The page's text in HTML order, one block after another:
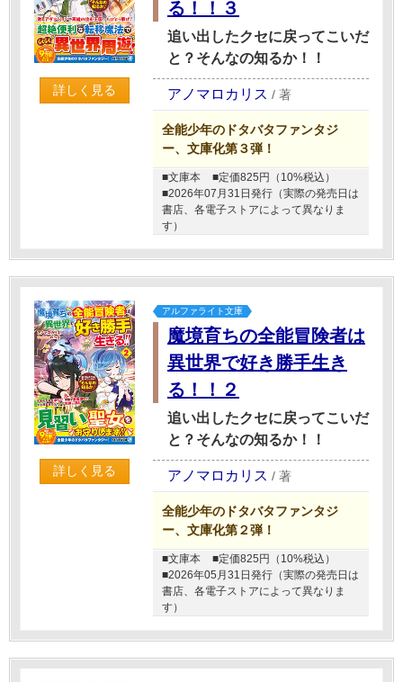
詳しく見る
る！！３
追い出したクセに戻ってこいだ
と？そんなの知るか！！
アノマロカリス / 著
全能少年のドタバタファンタジ
ー、文庫化第３弾！
■文庫本
■定価825円（10%税込）
■2026年07月31日発行（実際の発売日は
書店、各電子ストアによって異なりま
す）
詳しく見る
アルファライト文庫
魔境育ちの全能冒険者は
異世界で好き勝手生き
る！！２
追い出したクセに戻ってこいだ
と？そんなの知るか！！
アノマロカリス / 著
全能少年のドタバタファンタジ
ー、文庫化第２弾！
■文庫本
■定価825円（10%税込）
■2026年05月31日発行（実際の発売日は
書店、各電子ストアによって異なりま
す）